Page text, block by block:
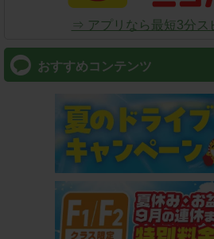
⇒ アプリなら最短3分ス
おすすめコンテンツ